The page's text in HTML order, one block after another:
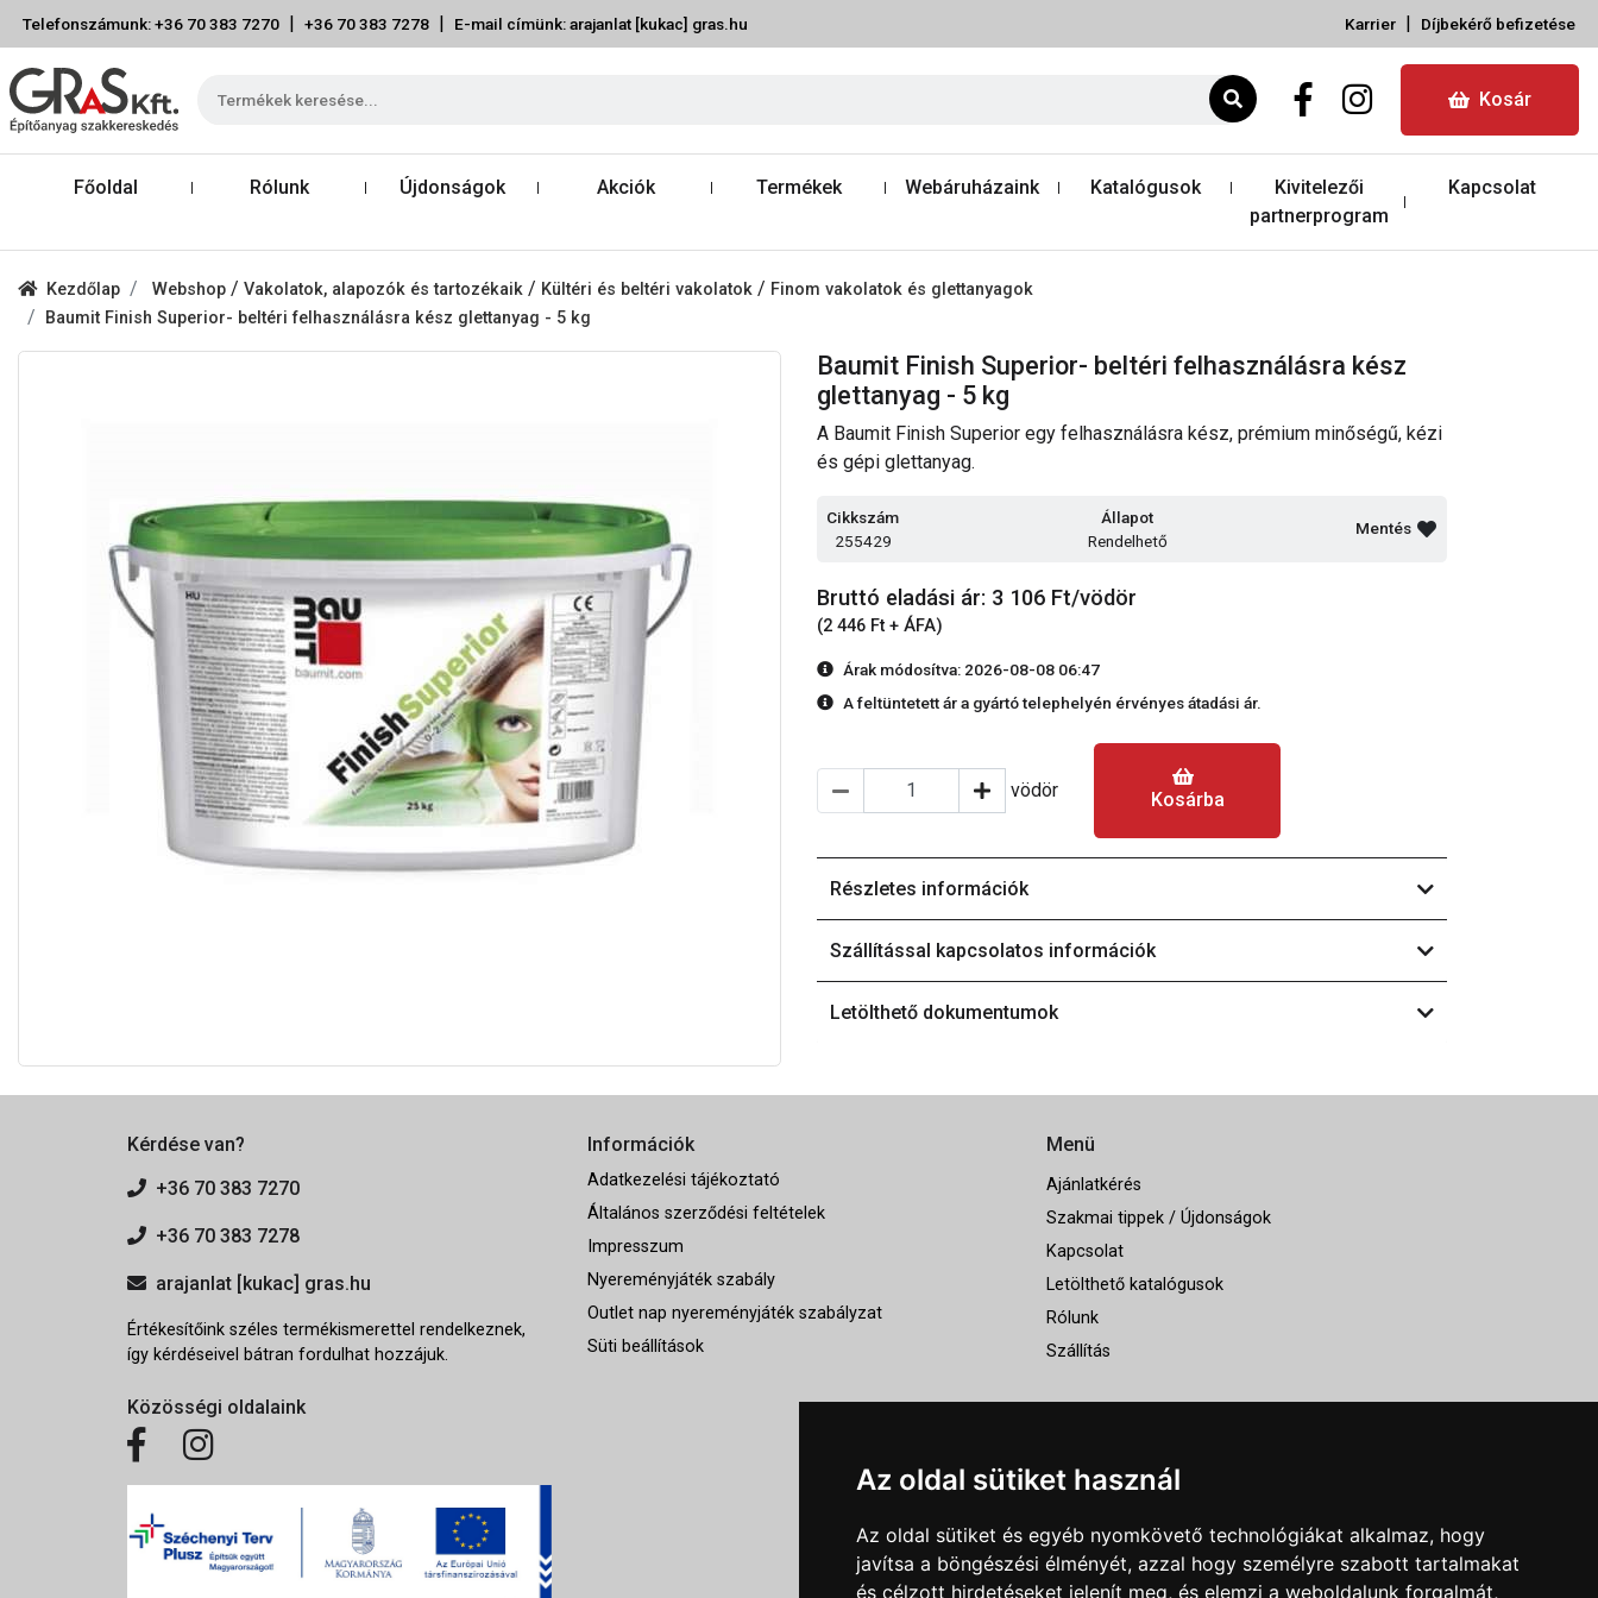
Az oldal sütiket használ
Az oldal sütiket és egyéb nyomkövető technológiákat alkalmaz, hogy
javítsa a böngészési élményét, azzal hogy személyre szabott tartalmakat
és célzott hirdetéseket jelenít meg, és elemzi a weboldalunk forgalmát,
Telefonszámunk: +36 70 383 7270 | +36 70 383 7278 | E-mail címünk: arajanlat [kukac] gras.hu Karrier | Díjbekérő befizetése
Kosár
Főoldal Rólunk Újdonságok Akciók Termékek Webáruházaink Katalógusok
Kivitelezői
partnerprogram
Kapcsolat
Kezdőlap Webshop / Vakolatok, alapozók és tartozékaik / Kültéri és beltéri vakolatok / Finom vakolatok és glettanyagok
Baumit Finish Superior- beltéri felhasználásra kész glettanyag - 5 kg
Baumit Finish Superior- beltéri felhasználásra kész
glettanyag - 5 kg
A Baumit Finish Superior egy felhasználásra kész, prémium minőségű, kézi
és gépi glettanyag.
Cikkszám
255429
Állapot
Rendelhető
Mentés
Bruttó eladási ár: 3 106 Ft/vödör
(2 446 Ft + ÁFA)
Árak módosítva: 2026-08-08 06:47
A feltüntetett ár a gyártó telephelyén érvényes átadási ár.
vödör Kosárba
Részletes információk
Szállítással kapcsolatos információk
Letölthető dokumentumok
Kérdése van?
+36 70 383 7270
+36 70 383 7278
arajanlat [kukac] gras.hu
Értékesítőink széles termékismerettel rendelkeznek,
így kérdéseivel bátran fordulhat hozzájuk.
Közösségi oldalaink
Információk
Adatkezelési tájékoztató
Általános szerződési feltételek
Impresszum
Nyereményjáték szabály
Outlet nap nyereményjáték szabályzat
Süti beállítások
Menü
Ajánlatkérés
Szakmai tippek / Újdonságok
Kapcsolat
Letölthető katalógusok
Rólunk
Szállítás